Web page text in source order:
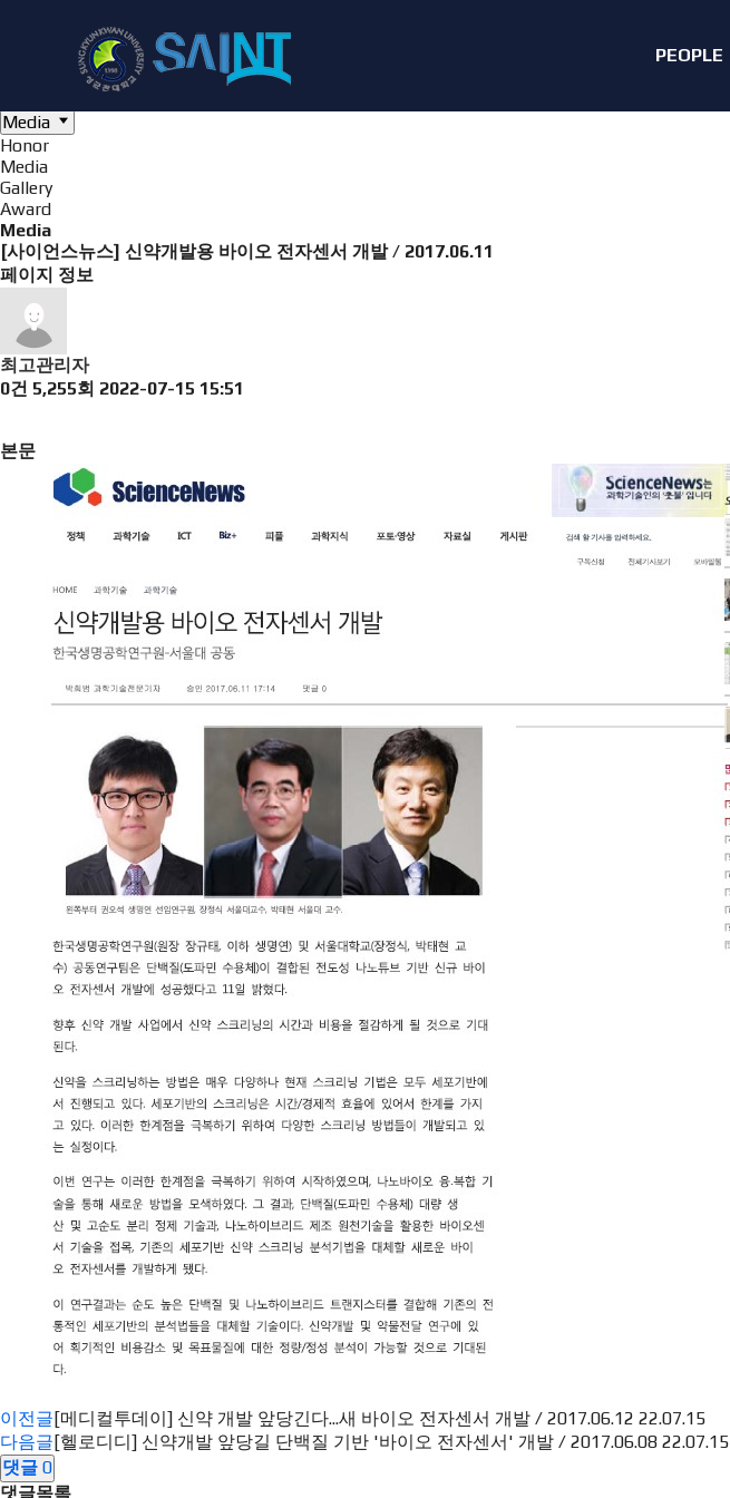
PEOPLE
Media
Honor
Media
Gallery
Award
Media
[사이언스뉴스] 신약개발용 바이오 전자센서 개발 / 2017.06.11
페이지 정보
최고관리자
0건 5,255회 2022-07-15 15:51
본문
이전글[메디컬투데이] 신약 개발 앞당긴다...새 바이오 전자센서 개발 / 2017.06.12 22.07.15
다음글[헬로디디] 신약개발 앞당길 단백질 기반 '바이오 전자센서' 개발 / 2017.06.08 22.07.15
댓글 0
댓글목록